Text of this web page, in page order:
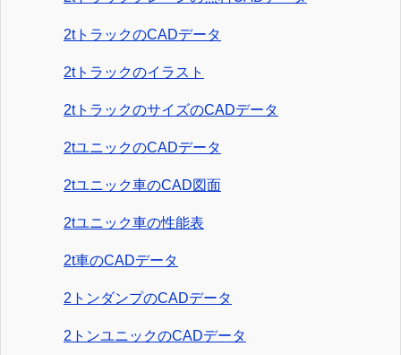
2tトラックのCADデータ
2tトラックのイラスト
2tトラックのサイズのCADデータ
2tユニックのCADデータ
2tユニック車のCAD図面
2tユニック車の性能表
2t車のCADデータ
2トンダンプのCADデータ
2トンユニックのCADデータ